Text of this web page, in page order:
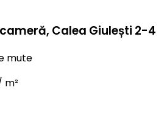
, Calea Giulești 2-4
mute
m²